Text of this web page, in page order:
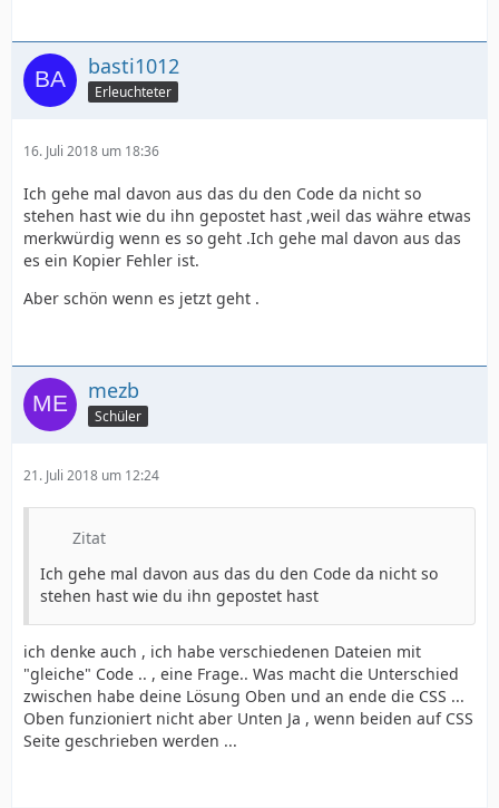
basti1012
Erleuchteter
16. Juli 2018 um 18:36
Ich gehe mal davon aus das du den Code da nicht so
stehen hast wie du ihn gepostet hast ,weil das währe etwas
merkwürdig wenn es so geht .Ich gehe mal davon aus das
es ein Kopier Fehler ist.
Aber schön wenn es jetzt geht .
mezb
Schüler
21. Juli 2018 um 12:24
Zitat
Ich gehe mal davon aus das du den Code da nicht so
stehen hast wie du ihn gepostet hast
ich denke auch , ich habe verschiedenen Dateien mit
"gleiche" Code .. , eine Frage.. Was macht die Unterschied
zwischen habe deine Lösung Oben und an ende die CSS ...
Oben funzioniert nicht aber Unten Ja , wenn beiden auf CSS
Seite geschrieben werden ...